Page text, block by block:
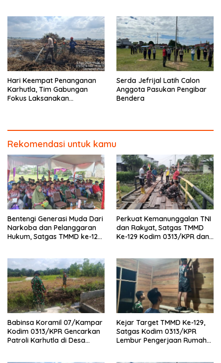
Hari Keempat Penanganan
Karhutla, Tim Gabungan
Fokus Laksanakan
Serda Jefrijal Latih Calon
Anggota Pasukan Pengibar
Bendera
Rekomendasi untuk kamu
Bentengi Generasi Muda Dari
Narkoba dan Pelanggaran
Hukum, Satgas TMMD ke-129
Terap
Perkuat Kemanunggalan TNI
dan Rakyat, Satgas TMMD
Ke-129 Kodim 0313/KPR dan
Desa
Babinsa Koramil 07/Kampar
Kodim 0313/KPR Gencarkan
Patroli Karhutla di Desa
Kejar Target TMMD Ke-129,
Satgas Kodim 0313/KPR
Lembur Pengerjaan Rumah